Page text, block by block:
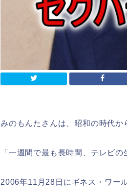
みのもんたさんは、昭和の時代か
「一週間で最も長時間、テレビ
2006年11月28日にギネス・ワー